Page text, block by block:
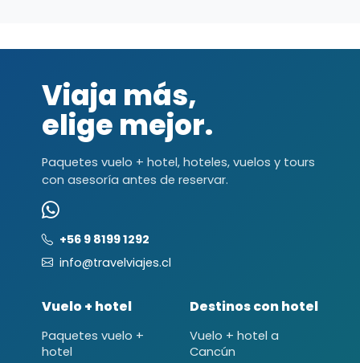
Viaja más,
elige mejor.
Paquetes vuelo + hotel, hoteles, vuelos y tours
con asesoría antes de reservar.
+56 9 8199 1292
info@travelviajes.cl
Vuelo + hotel
Paquetes vuelo +
hotel
Destinos con hotel
Vuelo + hotel a
Cancún